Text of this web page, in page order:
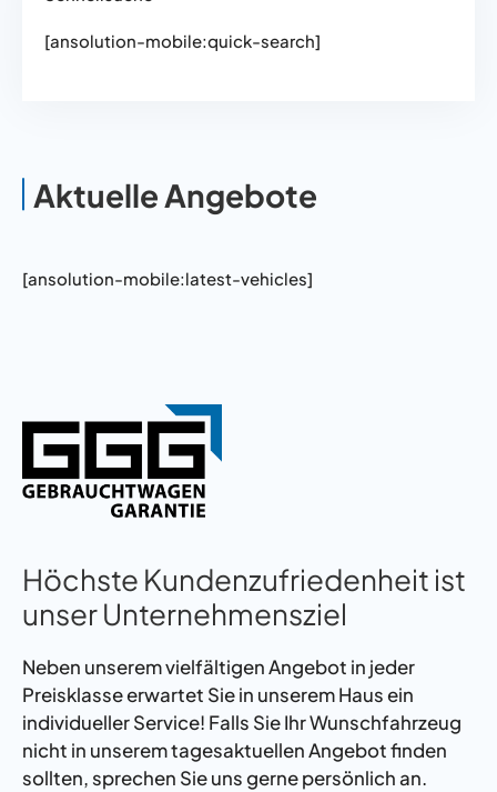
[ansolution-mobile:quick-search]
Aktuelle Angebote
[ansolution-mobile:latest-vehicles]
Höchste Kundenzufriedenheit ist
unser Unternehmensziel
Neben unserem vielfältigen Angebot in jeder
Preisklasse erwartet Sie in unserem Haus ein
individueller Service! Falls Sie Ihr Wunschfahrzeug
nicht in unserem tagesaktuellen Angebot finden
sollten, sprechen Sie uns gerne persönlich an.